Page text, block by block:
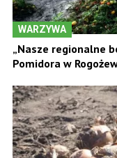
WARZYWA
„Nasze regionalne
Pomidora w